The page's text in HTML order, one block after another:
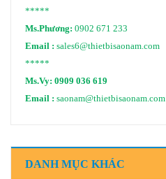
*****
Ms.Phương: 0902 671 233
Email : sales6@thietbisaonam.com
*****
Ms.Vy: 0909 036 619
Email : saonam@thietbisaonam.com
DANH MỤC KHÁC